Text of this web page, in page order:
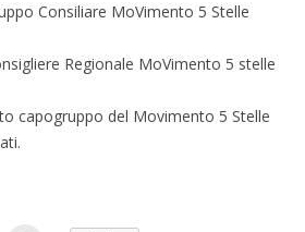
Consiliare MoVimento 5 Stelle
Regionale MoVimento 5 stelle
capogruppo del Movimento 5 Stelle